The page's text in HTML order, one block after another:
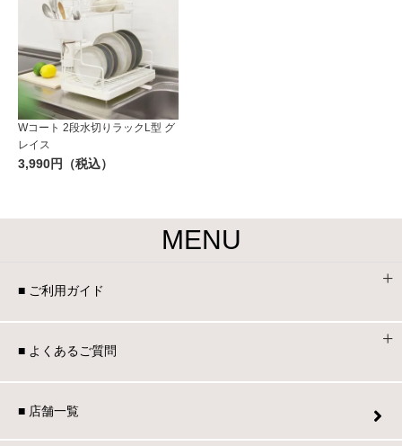
Wコート 2段水切りラックL型 グ
レイス
3,990円（税込）
MENU
■ ご利用ガイド
■ よくあるご質問
■ 店舗一覧